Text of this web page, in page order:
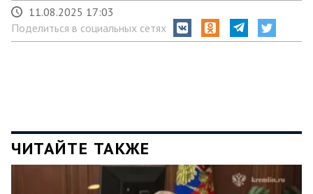
11.08.2025 17:03
Поделиться в социальных сетях
ЧИТАЙТЕ ТАКЖЕ